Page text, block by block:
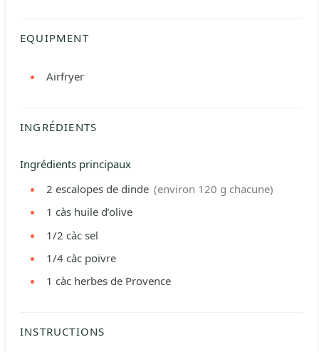
EQUIPMENT
Airfryer
INGRÉDIENTS
Ingrédients principaux
2 escalopes de dinde (environ 120 g chacune)
1 càs huile d’olive
1/2 càc sel
1/4 càc poivre
1 càc herbes de Provence
INSTRUCTIONS